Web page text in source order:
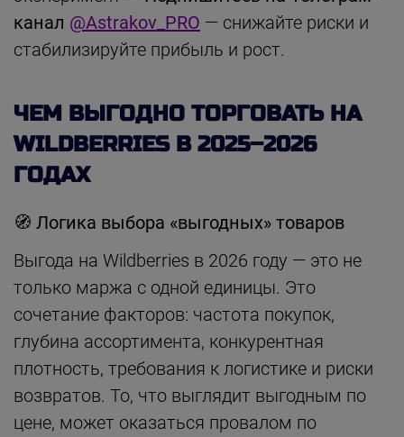
канал @Astrakov_PRO — снижайте риски и
стабилизируйте прибыль и рост.
ЧЕМ ВЫГОДНО ТОРГОВАТЬ НА
WILDBERRIES В 2025–2026
ГОДАХ
🧭 Логика выбора «выгодных» товаров
Выгода на Wildberries в 2026 году — это не
только маржа с одной единицы. Это
сочетание факторов: частота покупок,
глубина ассортимента, конкурентная
плотность, требования к логистике и риски
возвратов. То, что выглядит выгодным по
цене, может оказаться провалом по